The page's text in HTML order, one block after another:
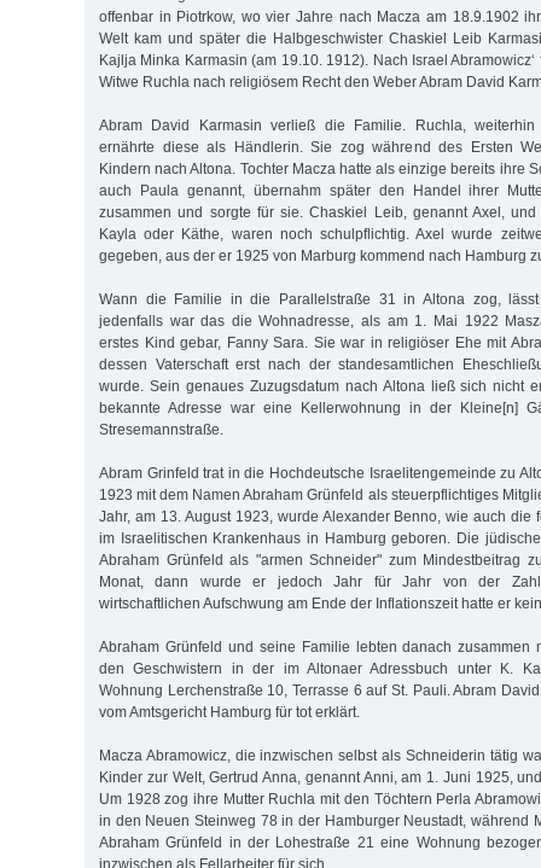
offenbar in Piotrkow, wo vier Jahre nach Macza am 18.9.1902
Welt kam und später die Halbgeschwister Chaskiel Leib
Kajlja Minka Karmasin (am 19.10. 1912). Nach Israel
Witwe Ruchla nach religiösem Recht den Weber Abram David
Abram David Karmasin verließ die Familie. Ruchla, weiterhin
ernährte diese als Händlerin. Sie zog während des Ersten
Kindern nach Altona. Tochter Macza hatte als einzige bereits ihre
auch Paula genannt, übernahm später den Handel ihrer
zusammen und sorgte für sie. Chaskiel Leib, genannt Axel,
Kayla oder Käthe, waren noch schulpflichtig. Axel wurde
gegeben, aus der er 1925 von Marburg kommend nach Hamburg
Wann die Familie in die Parallelstraße 31 in Altona zog,
jedenfalls war das die Wohnadresse, als am 1. Mai 1922
erstes Kind gebar, Fanny Sara. Sie war in religiöser Ehe mit
dessen Vaterschaft erst nach der standesamtlichen
wurde. Sein genaues Zuzugsdatum nach Altona ließ sich nicht
bekannte Adresse war eine Kellerwohnung in der Kleine[n]
Stresemannstraße.
Abram Grinfeld trat in die Hochdeutsche Israelitengemeinde zu
1923 mit dem Namen Abraham Grünfeld als steuerpflichtiges
Jahr, am 13. August 1923, wurde Alexander Benno, wie auch die
im Israelitischen Krankenhaus in Hamburg geboren. Die
Abraham Grünfeld als "armen Schneider" zum Mindestbeitrag
Monat, dann wurde er jedoch Jahr für Jahr von der
wirtschaftlichen Aufschwung am Ende der Inflationszeit hatte er
Abraham Grünfeld und seine Familie lebten danach zusammen
den Geschwistern in der im Altonaer Adressbuch unter K.
Wohnung Lerchenstraße 10, Terrasse 6 auf St. Pauli. Abram
vom Amtsgericht Hamburg für tot erklärt.
Macza Abramowicz, die inzwischen selbst als Schneiderin tätig
Kinder zur Welt, Gertrud Anna, genannt Anni, am 1. Juni 1925,
Um 1928 zog ihre Mutter Ruchla mit den Töchtern Perla
in den Neuen Steinweg 78 in der Hamburger Neustadt, während
Abraham Grünfeld in der Lohestraße 21 eine Wohnung
inzwischen als Fellarbeiter für sich.